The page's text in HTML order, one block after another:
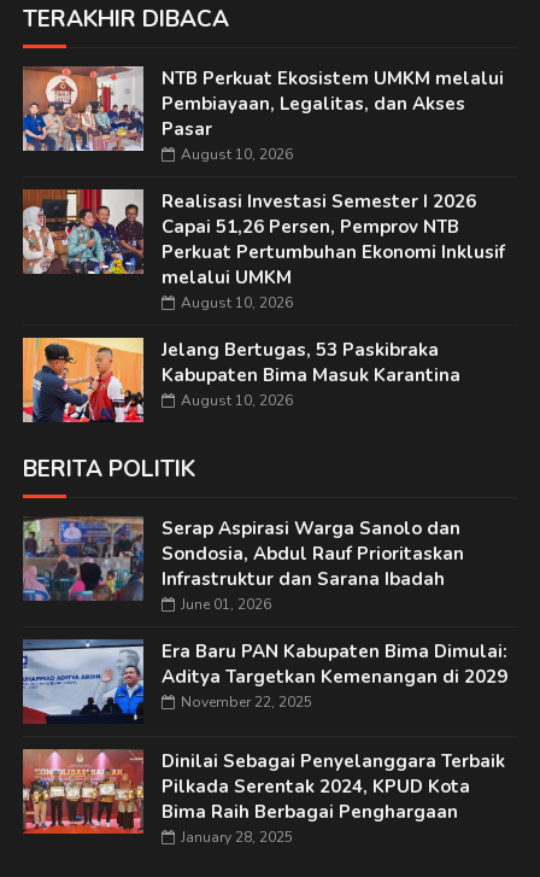
TERAKHIR DIBACA
NTB Perkuat Ekosistem UMKM melalui
Pembiayaan, Legalitas, dan Akses
Pasar
August 10, 2026
Realisasi Investasi Semester I 2026
Capai 51,26 Persen, Pemprov NTB
Perkuat Pertumbuhan Ekonomi Inklusif
melalui UMKM
August 10, 2026
Jelang Bertugas, 53 Paskibraka
Kabupaten Bima Masuk Karantina
August 10, 2026
BERITA POLITIK
Serap Aspirasi Warga Sanolo dan
Sondosia, Abdul Rauf Prioritaskan
Infrastruktur dan Sarana Ibadah
June 01, 2026
Era Baru PAN Kabupaten Bima Dimulai:
Aditya Targetkan Kemenangan di 2029
November 22, 2025
Dinilai Sebagai Penyelanggara Terbaik
Pilkada Serentak 2024, KPUD Kota
Bima Raih Berbagai Penghargaan
January 28, 2025